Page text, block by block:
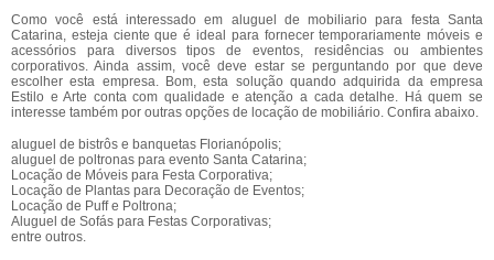
Como você está interessado em aluguel de mobiliario para festa Santa
Catarina, esteja ciente que é ideal para fornecer temporariamente móveis e
acessórios para diversos tipos de eventos, residências ou ambientes
corporativos. Ainda assim, você deve estar se perguntando por que deve
escolher esta empresa. Bom, esta solução quando adquirida da empresa
Estilo e Arte conta com qualidade e atenção a cada detalhe. Há quem se
interesse também por outras opções de locação de mobiliário. Confira abaixo.
aluguel de bistrôs e banquetas Florianópolis;
aluguel de poltronas para evento Santa Catarina;
Locação de Móveis para Festa Corporativa;
Locação de Plantas para Decoração de Eventos;
Locação de Puff e Poltrona;
Aluguel de Sofás para Festas Corporativas;
entre outros.